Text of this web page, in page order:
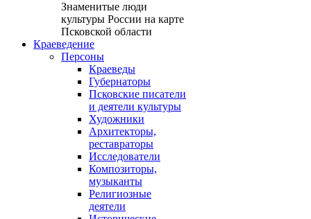
Знаменитые люди
культуры России на карте
Псковской области
Краеведение
Персоны
Краеведы
Губернаторы
Псковские писатели
и деятели культуры
Художники
Архитекторы,
реставраторы
Исследователи
Композиторы,
музыканты
Религиозные
деятели